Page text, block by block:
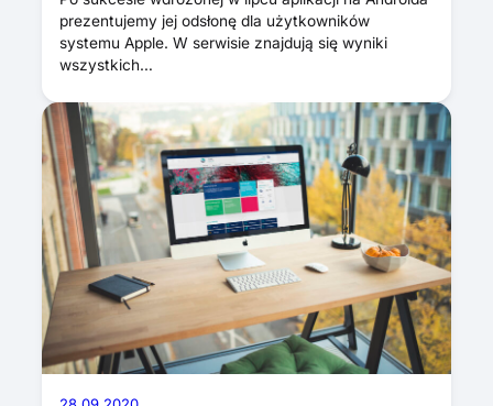
prezentujemy jej odsłonę dla użytkowników
systemu Apple. W serwisie znajdują się wyniki
wszystkich…